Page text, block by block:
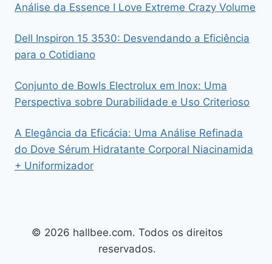
Análise da Essence I Love Extreme Crazy Volume
Dell Inspiron 15 3530: Desvendando a Eficiência
para o Cotidiano
Conjunto de Bowls Electrolux em Inox: Uma
Perspectiva sobre Durabilidade e Uso Criterioso
A Elegância da Eficácia: Uma Análise Refinada
do Dove Sérum Hidratante Corporal Niacinamida
+ Uniformizador
© 2026 hallbee.com. Todos os direitos
reservados.